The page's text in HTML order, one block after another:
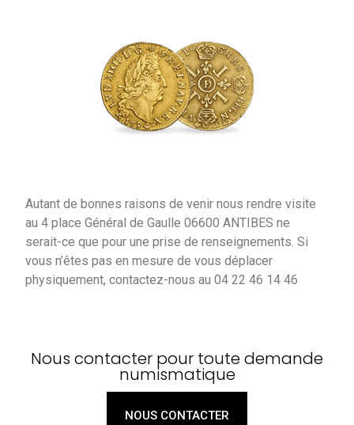
Autant de bonnes raisons de venir nous rendre visite
au 4 place Général de Gaulle 06600 ANTIBES ne
serait-ce que pour une prise de renseignements. Si
vous n’êtes pas en mesure de vous déplacer
physiquement, contactez-nous au 04 22 46 14 46
Nous contacter pour toute demande
numismatique
NOUS CONTACTER